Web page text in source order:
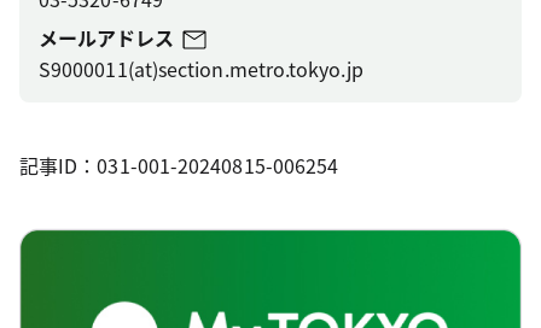
メールアドレス
S9000011(at)section.metro.tokyo.jp
記事ID：031-001-20240815-006254